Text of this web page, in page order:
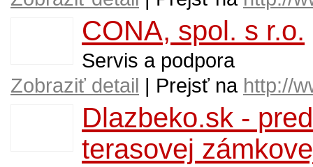
CONA, spol. s r.o.
Servis a podpora
Zobraziť detail | Prejsť na http://
Dlazbeko.sk -
terasovej